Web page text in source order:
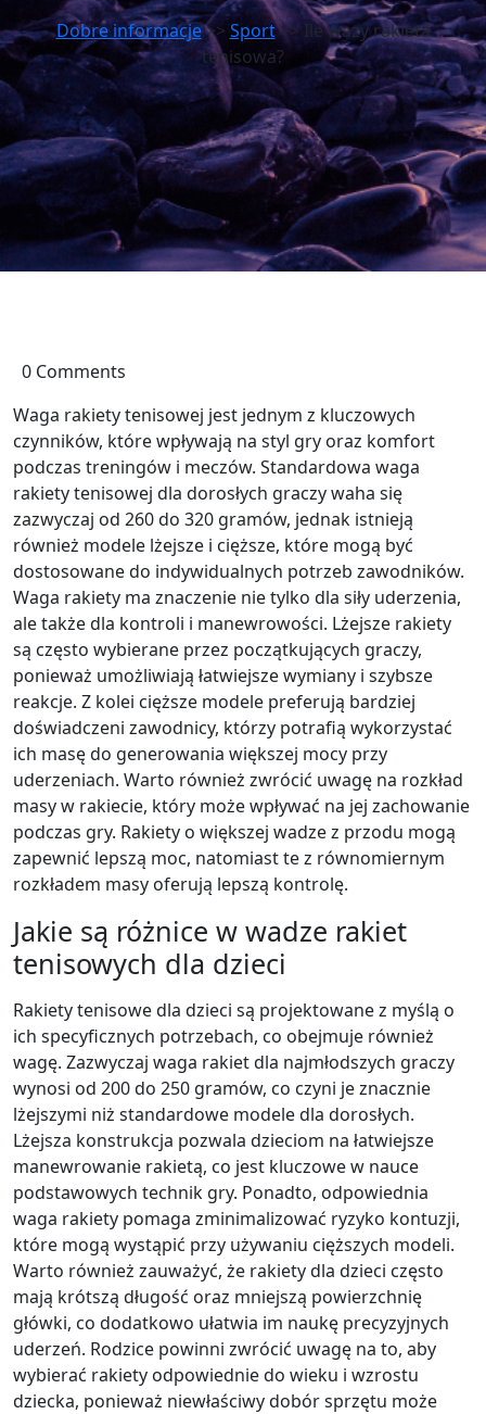
Dobre informacje>>Sport>> Ile wazy rakieta
tenisowa?
0 Comments
Waga rakiety tenisowej jest jednym z kluczowych
czynników, które wpływają na styl gry oraz komfort
podczas treningów i meczów. Standardowa waga
rakiety tenisowej dla dorosłych graczy waha się
zazwyczaj od 260 do 320 gramów, jednak istnieją
również modele lżejsze i cięższe, które mogą być
dostosowane do indywidualnych potrzeb zawodników.
Waga rakiety ma znaczenie nie tylko dla siły uderzenia,
ale także dla kontroli i manewrowości. Lżejsze rakiety
są często wybierane przez początkujących graczy,
ponieważ umożliwiają łatwiejsze wymiany i szybsze
reakcje. Z kolei cięższe modele preferują bardziej
doświadczeni zawodnicy, którzy potrafią wykorzystać
ich masę do generowania większej mocy przy
uderzeniach. Warto również zwrócić uwagę na rozkład
masy w rakiecie, który może wpływać na jej zachowanie
podczas gry. Rakiety o większej wadze z przodu mogą
zapewnić lepszą moc, natomiast te z równomiernym
rozkładem masy oferują lepszą kontrolę.
Jakie są różnice w wadze rakiet
tenisowych dla dzieci
Rakiety tenisowe dla dzieci są projektowane z myślą o
ich specyficznych potrzebach, co obejmuje również
wagę. Zazwyczaj waga rakiet dla najmłodszych graczy
wynosi od 200 do 250 gramów, co czyni je znacznie
lżejszymi niż standardowe modele dla dorosłych.
Lżejsza konstrukcja pozwala dzieciom na łatwiejsze
manewrowanie rakietą, co jest kluczowe w nauce
podstawowych technik gry. Ponadto, odpowiednia
waga rakiety pomaga zminimalizować ryzyko kontuzji,
które mogą wystąpić przy używaniu cięższych modeli.
Warto również zauważyć, że rakiety dla dzieci często
mają krótszą długość oraz mniejszą powierzchnię
główki, co dodatkowo ułatwia im naukę precyzyjnych
uderzeń. Rodzice powinni zwrócić uwagę na to, aby
wybierać rakiety odpowiednie do wieku i wzrostu
dziecka, ponieważ niewłaściwy dobór sprzętu może